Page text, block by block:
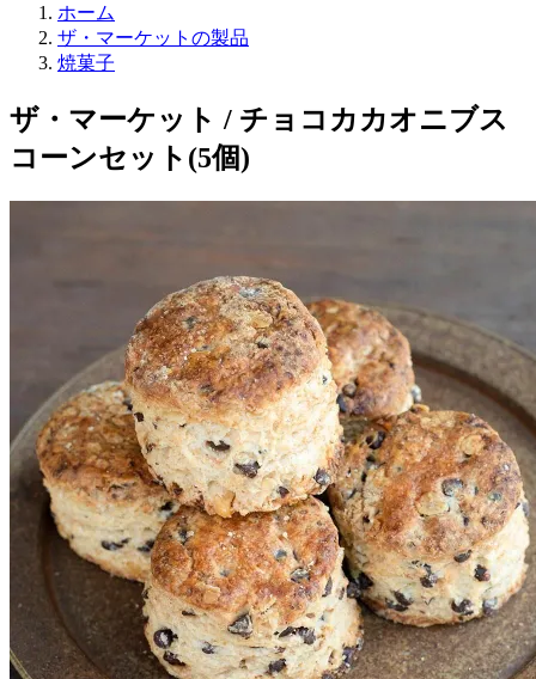
ホーム
ザ・マーケットの製品
焼菓子
ザ・マーケット / チョコカカオニブス
コーンセット(5個)